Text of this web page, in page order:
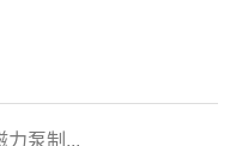
力泵制...